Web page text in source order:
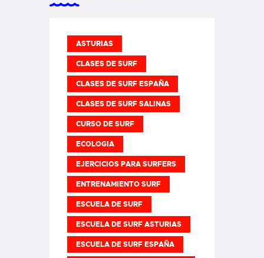
ASTURIAS
CLASES DE SURF
CLASES DE SURF ESPAÑA
CLASES DE SURF SALINAS
CURSO DE SURF
ECOLOGIA
EJERCICIOS PARA SURFERS
ENTRENAMIENTO SURF
ESCUELA DE SURF
ESCUELA DE SURF ASTURIAS
ESCUELA DE SURF ESPAÑA